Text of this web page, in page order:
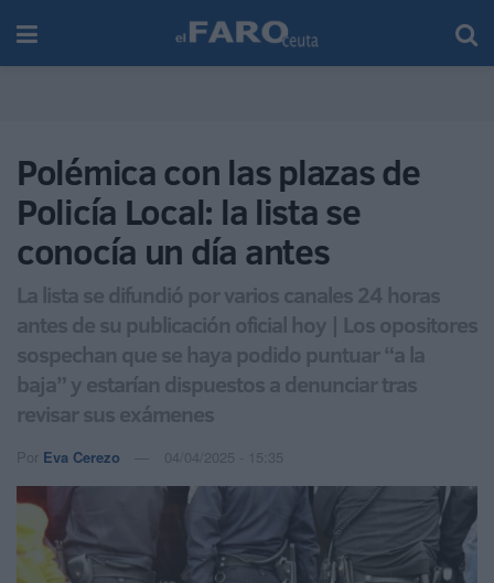
Polémica con las plazas de
Policía Local: la lista se
conocía un día antes
La lista se difundió por varios canales 24 horas
antes de su publicación oficial hoy | Los opositores
sospechan que se haya podido puntuar “a la
baja” y estarían dispuestos a denunciar tras
revisar sus exámenes
Por Eva Cerezo 04/04/2025 - 15:35